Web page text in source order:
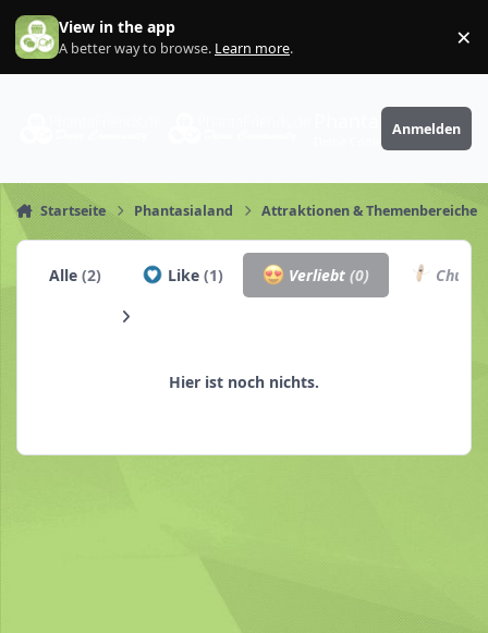
Zum Inhalt springen
View in the app
A better way to browse. Learn more. ×
PhantaFriends.de
Anmelden
Startseite Phantasialand Attraktionen & Themenbereiche
Alle(2) Like (1) Verliebt(0)
Hier ist noch nichts.